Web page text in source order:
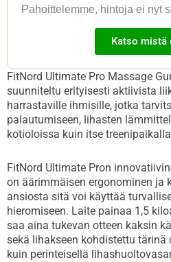
Pahoittelemme, hintoja ei nyt
Katso mistä
FitNord Ultimate Pro Massage
suunniteltu erityisesti aktiivista
harrastaville ihmisille, jotka
palautumiseen, lihasten
kotioloissa kuin itse
FitNord Ultimate Pron
on äärimmäisen ergonominen ja
ansiosta sitä voi käyttää
hieromiseen. Laite painaa 1,5
saa aina tukevan otteen kaksin
sekä lihakseen kohdistettu
kuin perinteisellä